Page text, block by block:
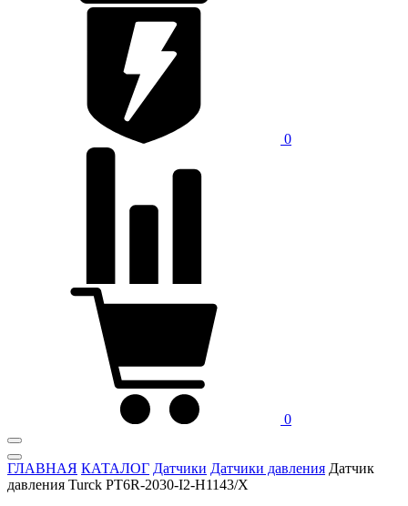
0
0
ГЛАВНАЯ КАТАЛОГ Датчики Датчики давления Датчик
давления Turck PT6R-2030-I2-H1143/X